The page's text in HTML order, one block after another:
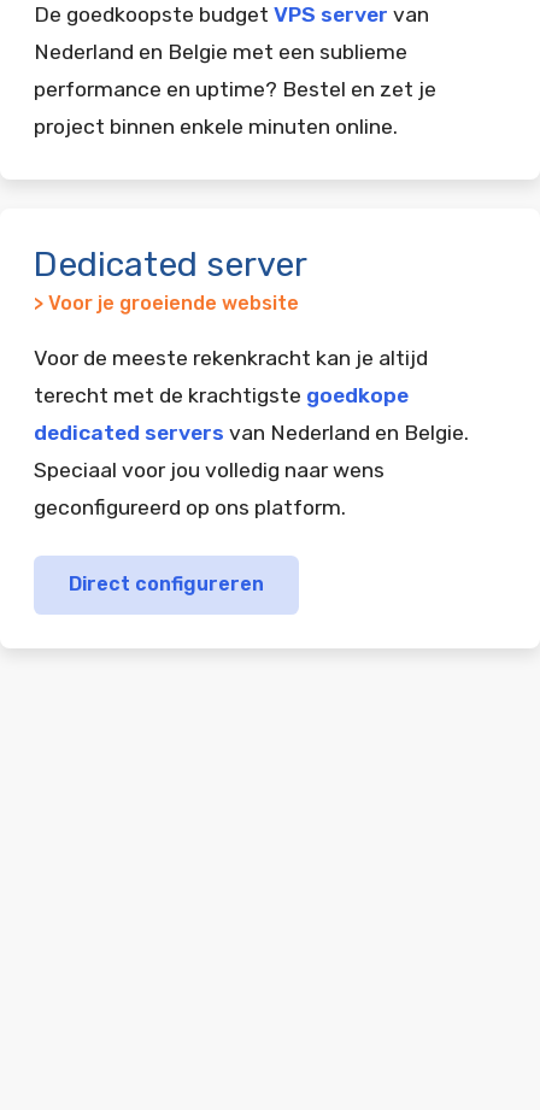
De goedkoopste budget VPS server van
Nederland en Belgie met een sublieme
performance en uptime? Bestel en zet je
project binnen enkele minuten online.
Dedicated server
> Voor je groeiende website
Voor de meeste rekenkracht kan je altijd
terecht met de krachtigste goedkope
dedicated servers van Nederland en Belgie.
Speciaal voor jou volledig naar wens
geconfigureerd op ons platform.
Direct configureren